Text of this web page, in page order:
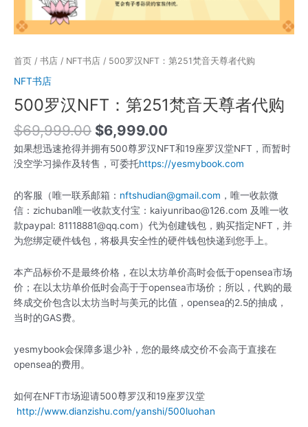
首页 / 书店 / NFT书店 / 500罗汉NFT：第251梵音天尊者代购
NFT书店
500罗汉NFT：第251梵音天尊者代购
$69,999.00 $6,999.00
如果想迅速抢得并拥有500尊罗汉NFT和19座罗汉堂NFT，而暂时
没空学习操作及转售，可委托https://yesmybook.com
的客服（唯一联系邮箱： nftshudian@gmail.com ，唯一收款微
信：zichuban唯一收款支付宝：kaiyunribao@126.com 及唯一收
款paypal: 81118881@qq.com）代为创建钱包，购买指定NFT，并
为您绑定硬件钱包，将极具安全性的硬件钱包快递到您手上。
本产品标价不是最终价格，在以太坊单价高时会低于opensea市场
价；在以太坊单价低时会高于于opensea市场价；所以，代购的最
终成交价包含以太坊当时与美元的比值，opensea的2.5的抽成，
当时的GAS费。
yesmybook会保障多退少补，您的最终成交价不会高于直接在
opensea的费用。
如何在NFT市场迎请500尊罗汉和19座罗汉堂
http://www.dianzishu.com/yanshi/500luohan